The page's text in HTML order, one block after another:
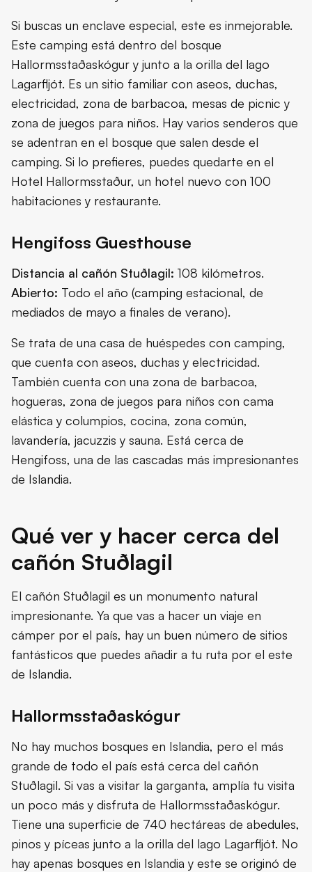
Si buscas un enclave especial, este es inmejorable.
Este camping está dentro del bosque
Hallormsstaðaskógur y junto a la orilla del lago
Lagarfljót. Es un sitio familiar con aseos, duchas,
electricidad, zona de barbacoa, mesas de picnic y
zona de juegos para niños. Hay varios senderos que
se adentran en el bosque que salen desde el
camping. Si lo prefieres, puedes quedarte en el
Hotel Hallormsstaður, un hotel nuevo con 100
habitaciones y restaurante.
Hengifoss Guesthouse
Distancia al cañón Stuðlagil: 108 kilómetros.
Abierto: Todo el año (camping estacional, de
mediados de mayo a finales de verano).
Se trata de una casa de huéspedes con camping,
que cuenta con aseos, duchas y electricidad.
También cuenta con una zona de barbacoa,
hogueras, zona de juegos para niños con cama
elástica y columpios, cocina, zona común,
lavandería, jacuzzis y sauna. Está cerca de
Hengifoss, una de las cascadas más impresionantes
de Islandia.
Qué ver y hacer cerca del
cañón Stuðlagil
El cañón Stuðlagil es un monumento natural
impresionante. Ya que vas a hacer un viaje en
cámper por el país, hay un buen número de sitios
fantásticos que puedes añadir a tu ruta por el este
de Islandia.
Hallormsstaðaskógur
No hay muchos bosques en Islandia, pero el más
grande de todo el país está cerca del cañón
Stuðlagil. Si vas a visitar la garganta, amplía tu visita
un poco más y disfruta de Hallormsstaðaskógur.
Tiene una superficie de 740 hectáreas de abedules,
pinos y píceas junto a la orilla del lago Lagarfljót. No
hay apenas bosques en Islandia y este se originó de